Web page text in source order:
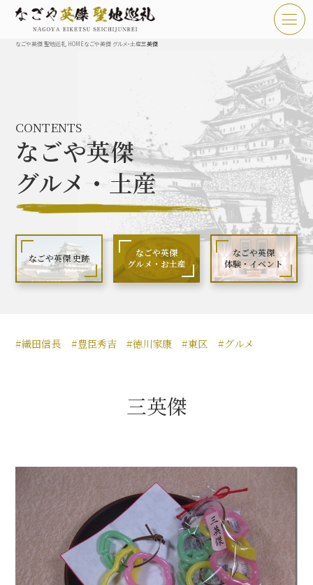
なごや英傑 聖地巡礼とは
なごや英傑 史跡 一覧
なごや英傑 グルメ・土産 一覧
なごや英傑 体験・イベント
秀長関連 史跡 一覧
名古屋＜秀長＞観光モデルコース
豊臣秀吉と名古屋の関係
秀吉関連 史跡 一覧
秀吉グルメ・土産 一覧
なごや英傑 聖地巡礼 HOMEなごや英傑 グルメ・土産三英傑
CONTENTS
なごや英傑
グルメ・土産
なごや英傑 史跡
なごや英傑
グルメ・お土産
なごや英傑
体験・イベント
#織田信長 #豊臣秀吉 #徳川家康 #東区 #グルメ
三英傑